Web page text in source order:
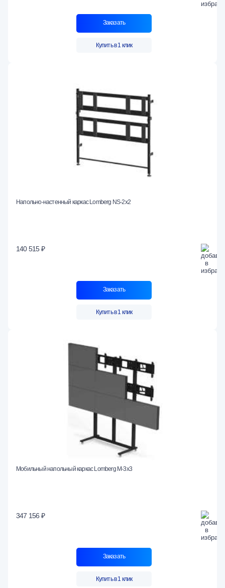
Заказать
Купить в 1 клик
Напольно-настенный каркас Lomberg NS-2х2
140 515 ₽
Заказать
Купить в 1 клик
Мобильный напольный каркас Lomberg M-3х3
347 156 ₽
Заказать
Купить в 1 клик